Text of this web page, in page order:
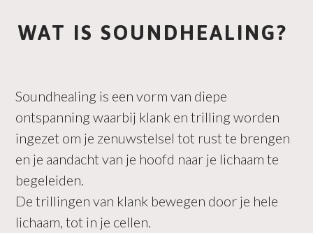
WAT IS SOUNDHEALING?
Soundhealing is een vorm van diepe
ontspanning waarbij klank en trilling worden
ingezet om je zenuwstelsel tot rust te brengen
en je aandacht van je hoofd naar je lichaam te
begeleiden.
De trillingen van klank bewegen door je hele
lichaam, tot in je cellen.